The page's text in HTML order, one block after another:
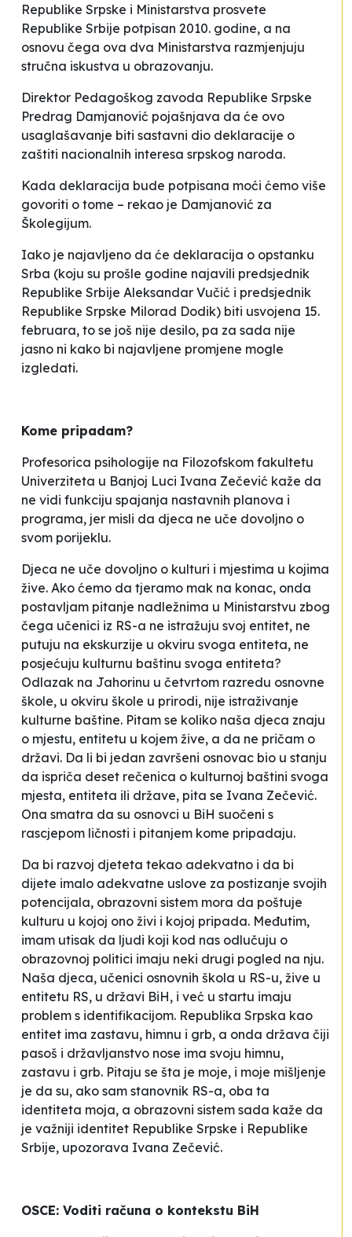
Republike Srpske i Ministarstva prosvete
Republike Srbije potpisan 2010. godine, a na
osnovu čega ova dva Ministarstva razmjenjuju
stručna iskustva u obrazovanju.
Direktor Pedagoškog zavoda Republike Srpske
Predrag Damjanović pojašnjava da će ovo
usaglašavanje biti sastavni dio deklaracije o
zaštiti nacionalnih interesa srpskog naroda.
Kada deklaracija bude potpisana moći ćemo više
govoriti o tome – rekao je Damjanović za
Školegijum.
Iako je najavljeno da će deklaracija o opstanku
Srba (koju su prošle godine najavili predsjednik
Republike Srbije Aleksandar Vučić i predsjednik
Republike Srpske Milorad Dodik) biti usvojena 15.
februara, to se još nije desilo, pa za sada nije
jasno ni kako bi najavljene promjene mogle
izgledati.
Kome pripadam?
Profesorica psihologije na Filozofskom fakultetu
Univerziteta u Banjoj Luci Ivana Zečević kaže da
ne vidi funkciju spajanja nastavnih planova i
programa, jer misli da djeca ne uče dovoljno o
svom porijeklu.
Djeca ne uče dovoljno o kulturi i mjestima u kojima
žive. Ako ćemo da tjeramo mak na konac, onda
postavljam pitanje nadležnima u Ministarstvu zbog
čega učenici iz RS-a ne istražuju svoj entitet, ne
putuju na ekskurzije u okviru svoga entiteta, ne
posjećuju kulturnu baštinu svoga entiteta?
Odlazak na Jahorinu u četvrtom razredu osnovne
škole, u okviru škole u prirodi, nije istraživanje
kulturne baštine. Pitam se koliko naša djeca znaju
o mjestu, entitetu u kojem žive, a da ne pričam o
državi. Da li bi jedan završeni osnovac bio u stanju
da ispriča deset rečenica o kulturnoj baštini svoga
mjesta, entiteta ili države, pita se Ivana Zečević.
Ona smatra da su osnovci u BiH suočeni s
rascjepom ličnosti i pitanjem kome pripadaju.
Da bi razvoj djeteta tekao adekvatno i da bi
dijete imalo adekvatne uslove za postizanje svojih
potencijala, obrazovni sistem mora da poštuje
kulturu u kojoj ono živi i kojoj pripada. Međutim,
imam utisak da ljudi koji kod nas odlučuju o
obrazovnoj politici imaju neki drugi pogled na nju.
Naša djeca, učenici osnovnih škola u RS-u, žive u
entitetu RS, u državi BiH, i već u startu imaju
problem s identifikacijom. Republika Srpska kao
entitet ima zastavu, himnu i grb, a onda država čiji
pasoš i državljanstvo nose ima svoju himnu,
zastavu i grb. Pitaju se šta je moje, i moje mišljenje
je da su, ako sam stanovnik RS-a, oba ta
identiteta moja, a obrazovni sistem sada kaže da
je važniji identitet Republike Srpske i Republike
Srbije, upozorava Ivana Zečević.
OSCE: Voditi računa o kontekstu BiH